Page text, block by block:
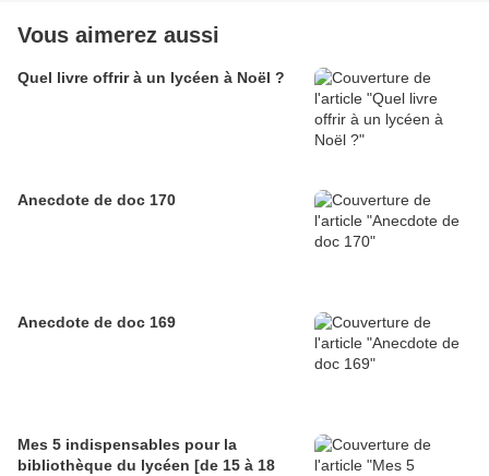
Vous aimerez aussi
Quel livre offrir à un lycéen à Noël ?
Anecdote de doc 170
Anecdote de doc 169
Mes 5 indispensables pour la
bibliothèque du lycéen [de 15 à 18